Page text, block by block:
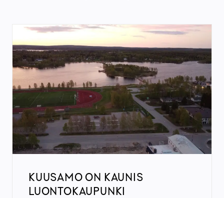
KUUSAMO ON KAUNIS
LUONTOKAUPUNKI